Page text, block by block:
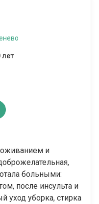
лет
и
больными:
после инсульта и
уборка, стирка